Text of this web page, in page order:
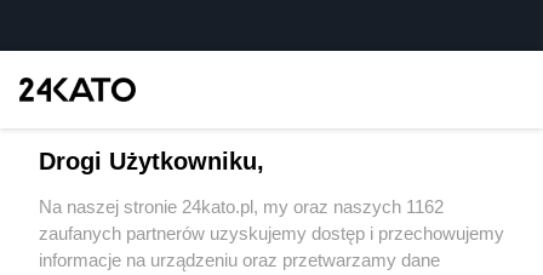
Wydawca mediów lokalnych
Drogi Użytkowniku,
Na naszej stronie 24kato.pl, my oraz naszych 1162
zaufanych partnerów uzyskujemy dostęp i przechowujemy
informacje na urządzeniu oraz przetwarzamy dane